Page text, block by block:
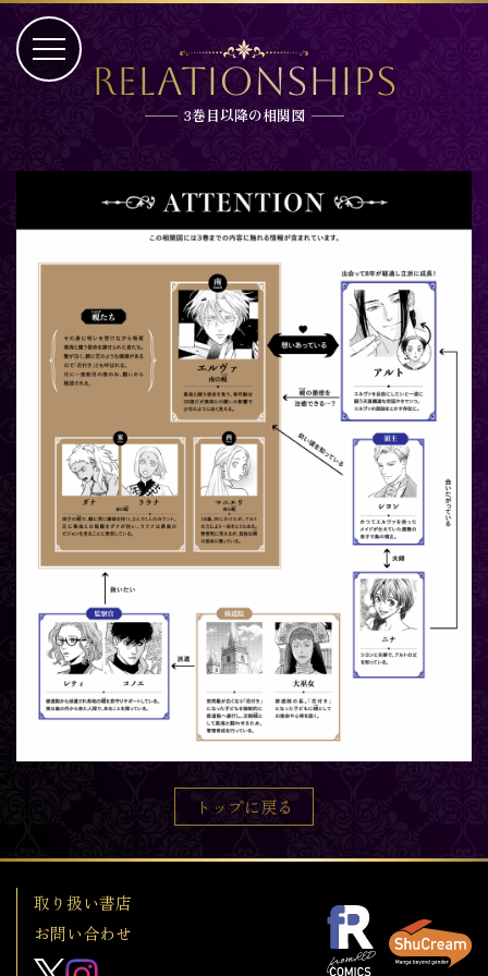
Relationships
3巻目以降の相関図
トップに戻る
取り扱い書店
お問い合わせ